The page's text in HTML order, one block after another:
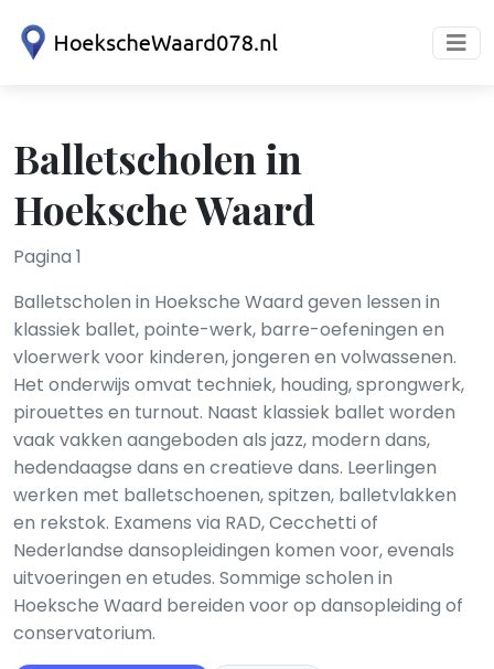
Balletscholen in
Hoeksche Waard
Pagina 1
Balletscholen in Hoeksche Waard geven lessen in
klassiek ballet, pointe-werk, barre-oefeningen en
vloerwerk voor kinderen, jongeren en volwassenen.
Het onderwijs omvat techniek, houding, sprongwerk,
pirouettes en turnout. Naast klassiek ballet worden
vaak vakken aangeboden als jazz, modern dans,
hedendaagse dans en creatieve dans. Leerlingen
werken met balletschoenen, spitzen, balletvlakken
en rekstok. Examens via RAD, Cecchetti of
Nederlandse dansopleidingen komen voor, evenals
uitvoeringen en etudes. Sommige scholen in
Hoeksche Waard bereiden voor op dansopleiding of
conservatorium.